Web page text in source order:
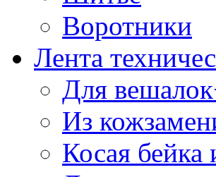
Воротники
Лента
Для
Из
Косая бейка